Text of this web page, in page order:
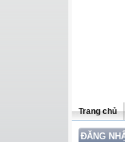
Trang chủ
ĐĂNG